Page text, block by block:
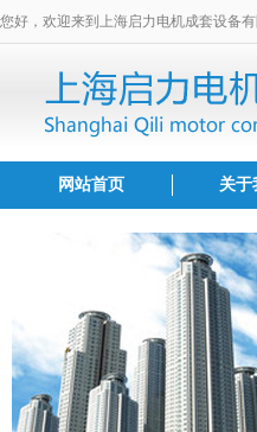
您好，欢迎来到上海启力电机成套设备有
网站首页 关于